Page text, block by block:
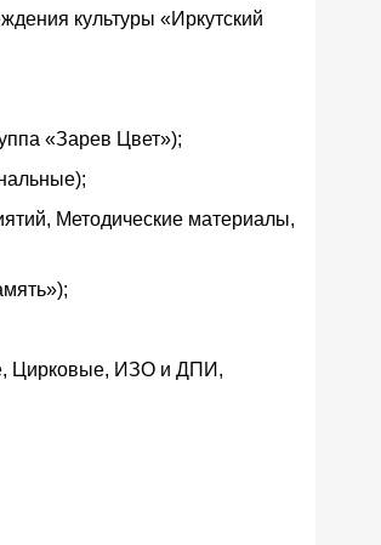
культуры «Иркутский
«Зарев Цвет»);
Методические материалы,
Цирковые, ИЗО и ДПИ,